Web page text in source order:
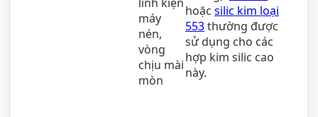
máy
nén,
vòng
chịu mài
mòn
hoặc silic kim loại
553thường được
sử dụng cho các
hợp kim silic cao
này.